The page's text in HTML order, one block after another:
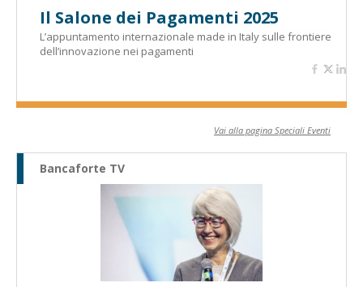
Il Salone dei Pagamenti 2025
L’appuntamento internazionale made in Italy sulle frontiere
dell’innovazione nei pagamenti
Vai alla pagina Speciali Eventi
Bancaforte TV